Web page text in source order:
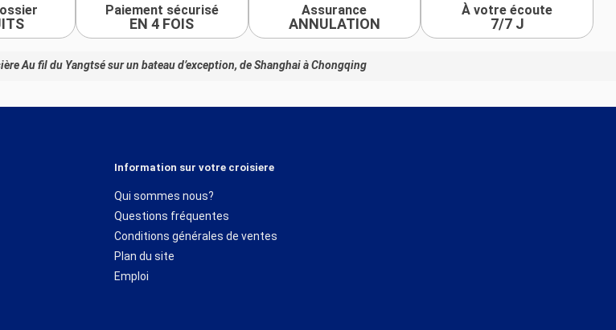
Paiement sécurisé
EN 4 FOIS
Assurance
ANNULATION
À votre écoute
7/7 J
Au fil du Yangtsé sur un bateau d’exception, de Shanghai à Chongqing
Information sur votre croisiere
Qui sommes nous?
Questions fréquentes
Conditions générales de ventes
Plan du site
Emploi